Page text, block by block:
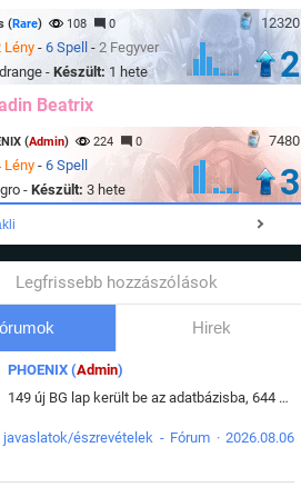
12320
(Rare) 108 0
Lény - 6 Spell - 2 Fegyver
-Készült: 1 hete 2
Beatrix
7480
(Admin) 224 0
Lény - 6 Spell
-Készült: 3 hete 3
Legfrissebb hozzászólások
Hirek
PHOENIX (Admin)
149 új BG lap került be az adatbázisba, 644 db meglévő BG lap módosult, bekerültek az új képek a megváltozott lapokhoz is.
észrevételek - Fórum · 2026.08.06